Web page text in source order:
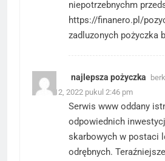
niepotrzebnychm
https://finanero.pl/
zadluzonych pożyczka
najlepsza pożyczka
Maret 12, 2022 pukul 2:46 pm
Serwis www oddany
odpowiednich
skarbowych w postaci
odrębnych.